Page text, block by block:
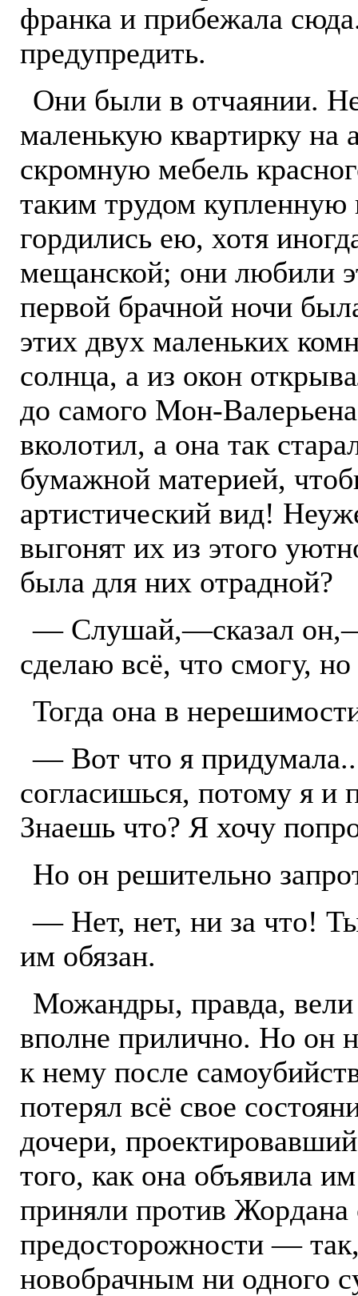
франка и прибежала
предупредить.
Они были в отчаянии.
маленькую квартирку
скромную мебель
таким трудом купленную
гордились ею, хотя
мещанской; они любили
первой брачной ночи
этих двух маленьких
солнца, а из окон
до самого Мон-
вколотил, а она так
бумажной материей,
артистический вид!
выгонят их из этого
была для них отрадной?
— Слушай,—сказал
сделаю всё, что смогу,
Тогда она в
— Вот что я
согласишься, потому я и
Знаешь что? Я хочу
Но он решительно
— Нет, нет, ни за что!
им обязан.
Можандры, правда,
вполне прилично. Но он
к нему после
потерял всё свое
дочери,
того, как она объявила
приняли против Жордана
предосторожности —
новобрачным ни одного